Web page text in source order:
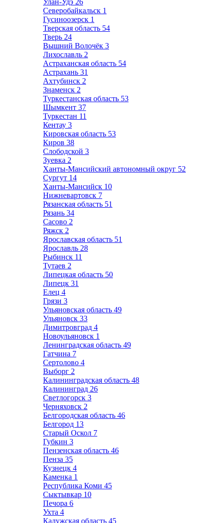
Улан-Удэ 26
Северобайкальск 1
Гусиноозерск 1
Тверская область 54
Тверь 24
Вышний Волочёк 3
Лихославль 2
Астраханская область 54
Астрахань 31
Ахтубинск 2
Знаменск 2
Туркестанская область 53
Шымкент 37
Туркестан 11
Кентау 3
Кировская область 53
Киров 38
Слободской 3
Зуевка 2
Ханты-Мансийский автономный округ 52
Сургут 14
Ханты-Мансийск 10
Нижневартовск 7
Рязанская область 51
Рязань 34
Сасово 2
Ряжск 2
Ярославская область 51
Ярославль 28
Рыбинск 11
Тутаев 2
Липецкая область 50
Липецк 31
Елец 4
Грязи 3
Ульяновская область 49
Ульяновск 33
Димитровград 4
Новоульяновск 1
Ленинградская область 49
Гатчина 7
Сертолово 4
Выборг 2
Калининградская область 48
Калининград 26
Светлогорск 3
Черняховск 2
Белгородская область 46
Белгород 13
Старый Оскол 7
Губкин 3
Пензенская область 46
Пенза 35
Кузнецк 4
Каменка 1
Республика Коми 45
Сыктывкар 10
Печора 6
Ухта 4
Калужская область 45